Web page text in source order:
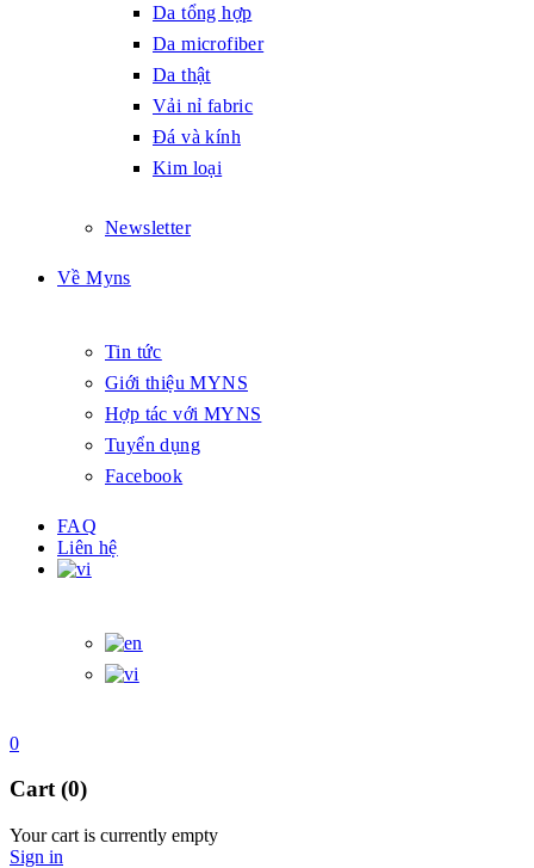
Da tổng hợp
Da microfiber
Da thật
Vải nỉ fabric
Đá và kính
Kim loại
Newsletter
Về Myns
Tin tức
Giới thiệu MYNS
Hợp tác với MYNS
Tuyển dụng
Facebook
FAQ
Liên hệ
0
Cart (0)
Your cart is currently empty
Sign in